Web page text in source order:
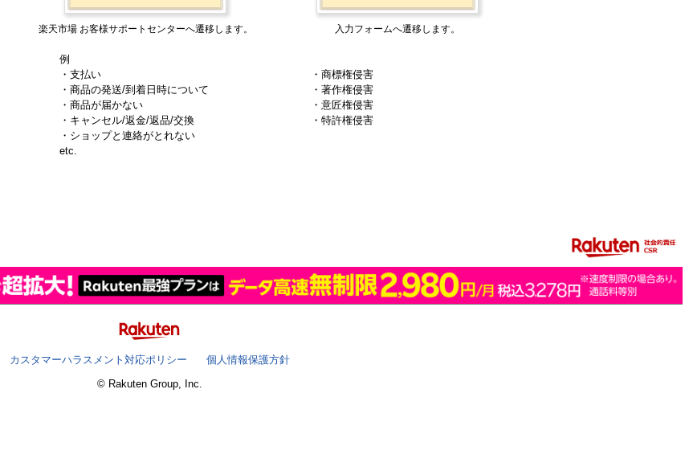
楽天市場 お客様サポートセンターへ遷移します。
例
・支払い
・商品の発送/到着日時について
・商品が届かない
・キャンセル/返金/返品/交換
・ショップと連絡がとれない
etc.
入力フォームへ遷移します。
・商標権侵害
・著作権侵害
・意匠権侵害
・特許権侵害
カスタマーハラスメント対応ポリシー
個人情報保護方針
© Rakuten Group, Inc.